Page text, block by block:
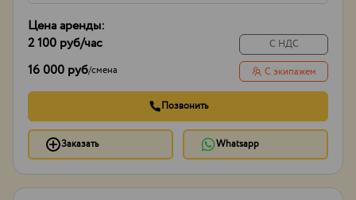
Цена аренды:
2 100 руб/час
16 000 руб/смена
С НДС
С экипажем
Позвонить
Заказать Whatsapp